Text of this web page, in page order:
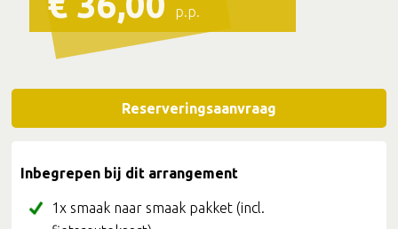
p.p.
Reserveringsaanvraag
Inbegrepen bij dit arrangement
1x smaak naar smaak pakket (incl.